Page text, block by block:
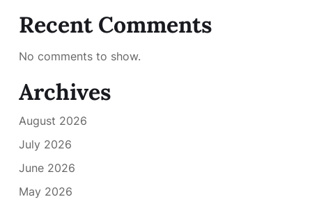
Recent Comments
No comments to show.
Archives
August 2026
July 2026
June 2026
May 2026